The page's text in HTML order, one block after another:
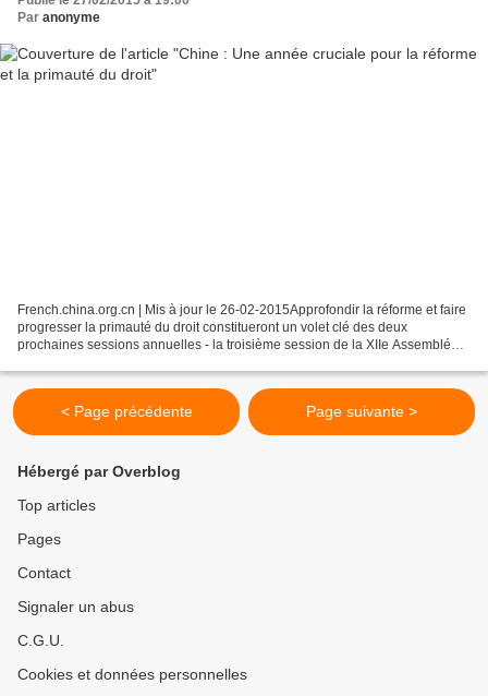
Par anonyme
French.china.org.cn | Mis à jour le 26-02-2015Approfondir la réforme et faire
progresser la primauté du droit constitueront un volet clé des deux
prochaines sessions annuelles - la troisième session de la XIIe Assemblée
< Page précédente Page suivante >
Hébergé par Overblog
Top articles
Pages
Contact
Signaler un abus
C.G.U.
Cookies et données personnelles